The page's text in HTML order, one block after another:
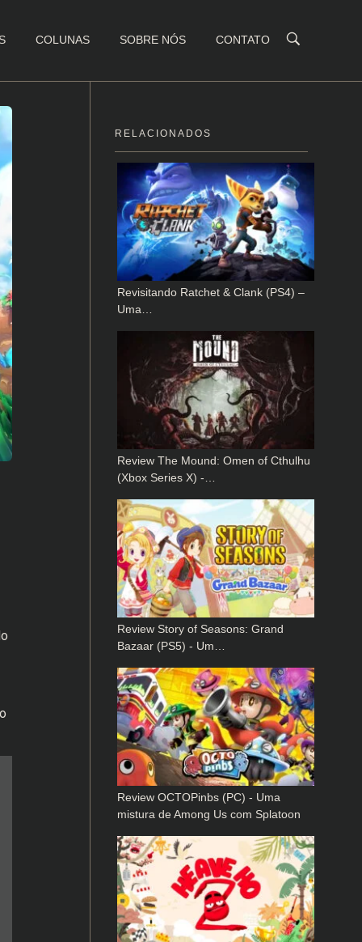
COLUNAS SOBRE NÓS CONTATO
RELACIONADOS
Revisitando Ratchet & Clank (PS4) –
Uma…
Review The Mound: Omen of Cthulhu
(Xbox Series X) -…
Review Story of Seasons: Grand
Bazaar (PS5) - Um…
Review OCTOPinbs (PC) - Uma
mistura de Among Us com Splatoon